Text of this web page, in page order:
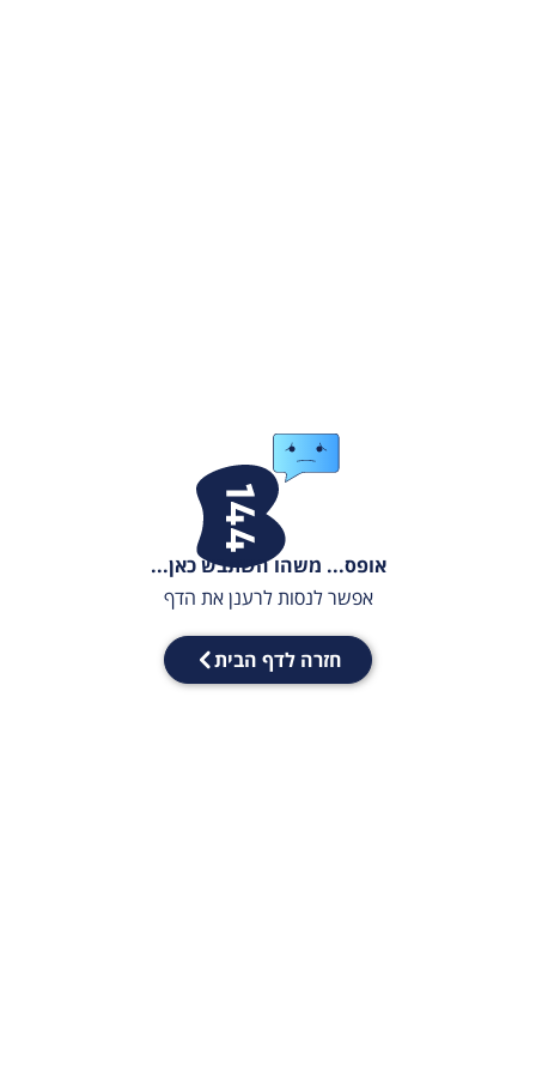
אופס... משהו השתבש כאן...
אפשר לנסות לרענן את הדף
חזרה לדף הבית